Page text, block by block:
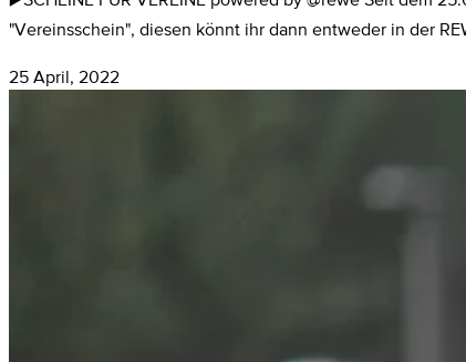
"Vereinsschein", diesen könnt ihr dann entweder in der
25 April, 2022